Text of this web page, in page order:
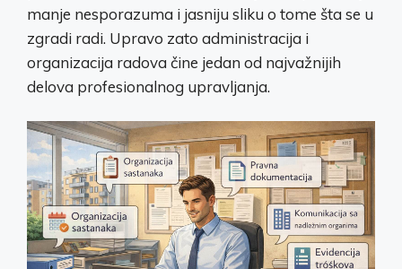
manje nesporazuma i jasniju sliku o tome šta se u
zgradi radi. Upravo zato administracija i
organizacija radova čine jedan od najvažnijih
delova profesionalnog upravljanja.